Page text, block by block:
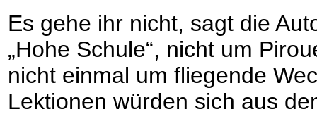
Es gehe ihr nicht, sagt die
„Hohe Schule“, nicht um
nicht einmal um fliegende
Lektionen würden sich aus